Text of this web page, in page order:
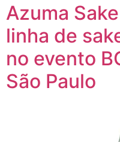
Azuma
linha de
no evento
São Paulo